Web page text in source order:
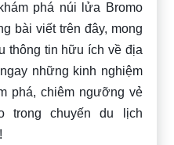
phá núi lửa Bromo
bài viết trên đây, mong
thông tin hữu ích về địa
những kinh nghiệm
phá, chiêm ngưỡng vẻ
trong chuyến du lịch